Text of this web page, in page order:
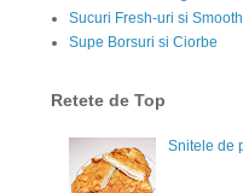
Sucuri Fresh-uri si
Supe Borsuri si Ciorbe
Retete de Top
Snitele de